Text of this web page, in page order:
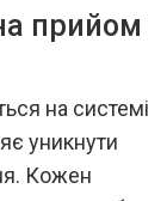
прийом
на системі
уникнути
Кожен